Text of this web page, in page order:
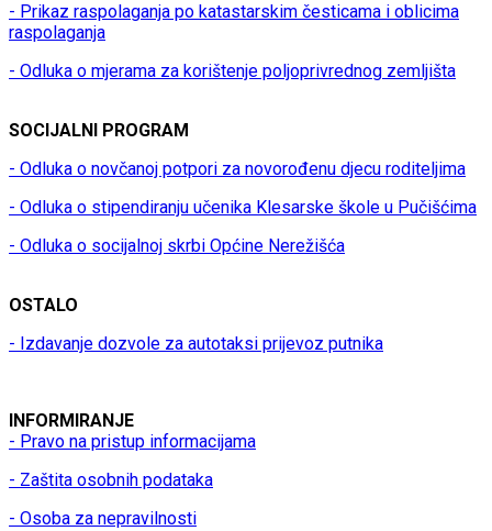
- Prikaz raspolaganja po katastarskim česticama i oblicima
raspolaganja
- Odluka o mjerama za korištenje poljoprivrednog zemljišta
SOCIJALNI PROGRAM
- Odluka o novčanoj potpori za novorođenu djecu roditeljima
- Odluka o stipendiranju učenika Klesarske škole u Pučišćima
- Odluka o socijalnoj skrbi Općine Nerežišća
OSTALO
- Izdavanje dozvole za autotaksi prijevoz putnika
INFORMIRANJE
- Pravo na pristup informacijama
- Zaštita osobnih podataka
- Osoba za nepravilnosti